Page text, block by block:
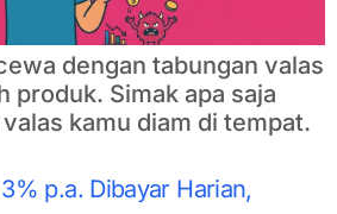
dengan tabungan valas
produk. Simak apa saja
kamu diam di tempat.
p.a. Dibayar Harian,